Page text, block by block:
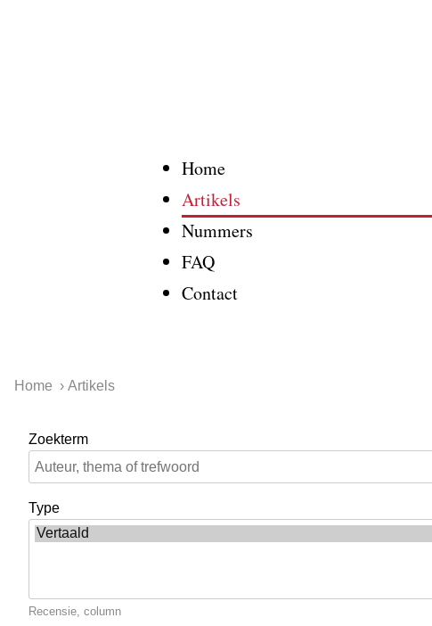
Home
Artikels
Nummers
FAQ
Contact
Home Artikels
Zoekterm
Type
Recensie, column